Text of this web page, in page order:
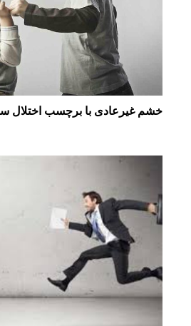
خشم غیرعادی با برچسب اختلال سلوک!